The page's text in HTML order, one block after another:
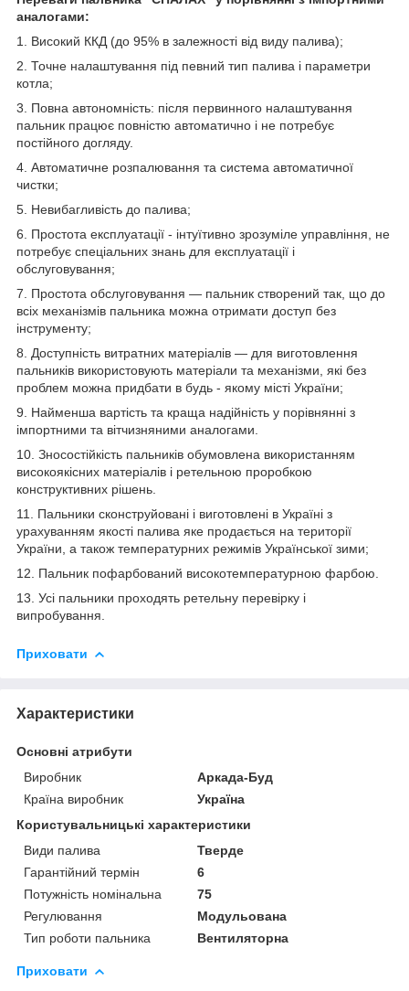
аналогами:
1. Високий ККД (до 95% в залежності від виду палива);
2. Точне налаштування під певний тип палива і параметри
котла;
3. Повна автономність: після первинного налаштування
пальник працює повністю автоматично і не потребує
постійного догляду.
4. Автоматичне розпалювання та система автоматичної
чистки;
5. Невибагливість до палива;
6. Простота експлуатації - інтуїтивно зрозуміле управління, не
потребує спеціальних знань для експлуатації і
обслуговування;
7. Простота обслуговування — пальник створений так, що до
всіх механізмів пальника можна отримати доступ без
інструменту;
8. Доступність витратних матеріалів — для виготовлення
пальників використовують матеріали та механізми, які без
проблем можна придбати в будь - якому місті України;
9. Найменша вартість та краща надійність у порівнянні з
імпортними та вітчизняними аналогами.
10. Зносостійкість пальників обумовлена використанням
високоякісних матеріалів і ретельною проробкою
конструктивних рішень.
11. Пальники сконструйовані і виготовлені в Україні з
урахуванням якості палива яке продається на території
України, а також температурних режимів Української зими;
12. Пальник пофарбований високотемпературною фарбою.
13. Усі пальники проходять ретельну перевірку і
випробування.
Приховати
Характеристики
Основні атрибути
Виробник
Аркада-Буд
Країна виробник
Україна
Користувальницькі характеристики
Види палива
Тверде
Гарантійний термін
6
Потужність номінальна
75
Регулювання
Модульована
Тип роботи пальника
Вентиляторна
Приховати